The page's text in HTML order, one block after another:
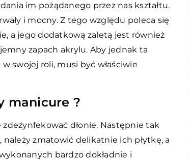
im pożądanego przez nas kształtu.
i mocny. Z tego względu poleca się
a jego dodatkową zaletą jest również
zapach akrylu. Aby jednak ta
swojej roli, musi być właściwie
manicure ?
dłonie. Następnie tak
zmatowić delikatnie ich płytkę, a
bardzo dokładnie i